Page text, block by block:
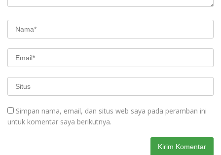
Simpan nama, email, dan situs web saya pada peramban ini
untuk komentar saya berikutnya.